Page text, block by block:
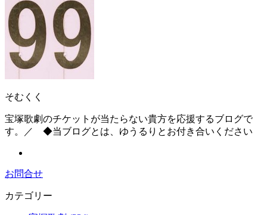
そむくく
宝塚歌劇のチケットが当たらない貴方を応援するブログで
す。／ ◆当ブログとは、ゆうるりとお付き合いください
お問合せ
カテゴリー